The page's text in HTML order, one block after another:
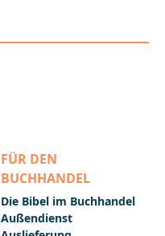
FÜR DEN
BUCHHANDEL
Die Bibel im Buchhandel
Außendienst